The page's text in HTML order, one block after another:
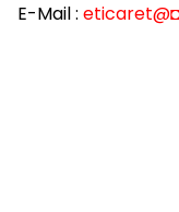
E-Mail : eticaret